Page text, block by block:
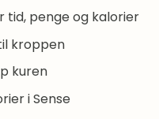
tid, penge og kalorier
kroppen
kuren
i Sense